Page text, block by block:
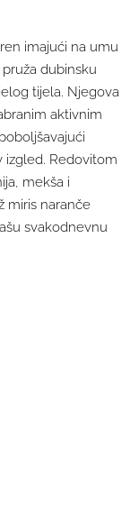
imajući na umu
dubinsku
tijela. Njegova
aktivnim
izgled. Redovitom
mekša i
miris naranče
svakodnevnu